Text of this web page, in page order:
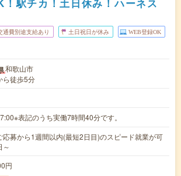
！駅チカ！土日休み！ハーネス
通費別途支給あり 土日祝日が休み WEB登録OK
和歌山市
ら徒歩5分
表記のうち実働7時間40分です。
応募から1週間以内(最短2日目)のスピード就業が可
～
円